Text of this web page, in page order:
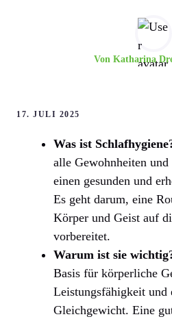
Von Katharina
17. JULI 2025
Was ist
alle Gewohnheiten
einen gesunden und
Es geht darum, eine
Körper und Geist auf
vorbereitet.
Warum ist sie
Basis für körperliche
Leistungsfähigkeit und
Gleichgewicht. Eine